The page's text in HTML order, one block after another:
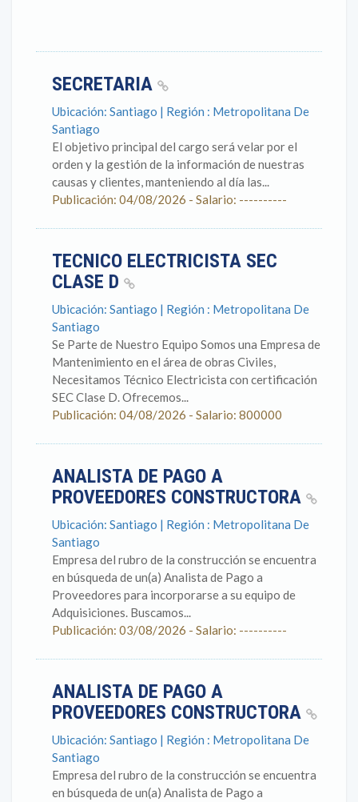
SECRETARIA
Ubicación: Santiago | Región : Metropolitana De
Santiago
El objetivo principal del cargo será velar por el
orden y la gestión de la información de nuestras
causas y clientes, manteniendo al día las...
Publicación: 04/08/2026 - Salario: ----------
TECNICO ELECTRICISTA SEC
CLASE D
Ubicación: Santiago | Región : Metropolitana De
Santiago
Se Parte de Nuestro Equipo Somos una Empresa de
Mantenimiento en el área de obras Civiles,
Necesitamos Técnico Electricista con certificación
SEC Clase D. Ofrecemos...
Publicación: 04/08/2026 - Salario: 800000
ANALISTA DE PAGO A
PROVEEDORES CONSTRUCTORA
Ubicación: Santiago | Región : Metropolitana De
Santiago
Empresa del rubro de la construcción se encuentra
en búsqueda de un(a) Analista de Pago a
Proveedores para incorporarse a su equipo de
Adquisiciones. Buscamos...
Publicación: 03/08/2026 - Salario: ----------
ANALISTA DE PAGO A
PROVEEDORES CONSTRUCTORA
Ubicación: Santiago | Región : Metropolitana De
Santiago
Empresa del rubro de la construcción se encuentra
en búsqueda de un(a) Analista de Pago a